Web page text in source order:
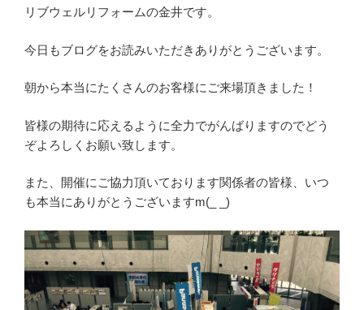
リブウェルリフォームの金井です。
今日もブログをお読みいただきありがとうございます。
朝から本当にたくさんのお客様にご来場頂きました！
皆様の期待に応えるように全力でがんばりますのでどう
ぞよろしくお願い致します。
また、開催にご協力頂いております関係者の皆様、いつ
も本当にありがとうございますm(_ _)